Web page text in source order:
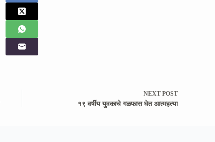
NEXTPOST
१९ वर्षीय युवकाचे गळफास घेत आत्महत्या